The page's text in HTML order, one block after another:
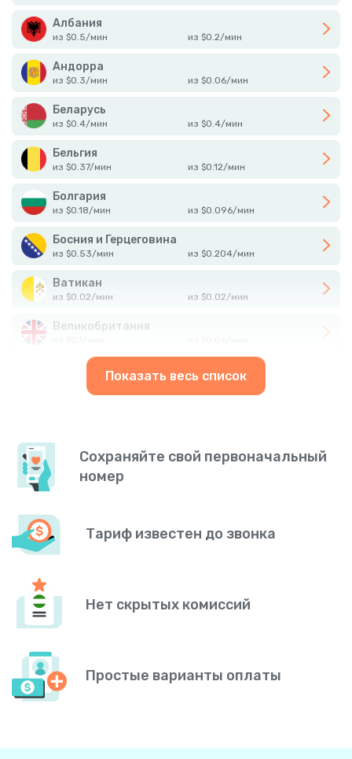
Албания
из $0.5/мин из $0.2/мин
Андорра
из $0.3/мин из $0.06/мин
Беларусь
из $0.4/мин из $0.4/мин
Бельгия
из $0.37/мин из $0.12/мин
Болгария
из $0.18/мин из $0.096/мин
Босния и Герцеговина
из $0.53/мин из $0.204/мин
Ватикан
из $0.02/мин из $0.02/мин
Великобритания
Показать весь список
Сохраняйте свой первоначальный
номер
Тариф известен до звонка
Нет скрытых комиссий
Простые варианты оплаты